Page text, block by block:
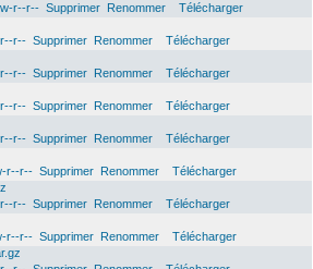
r--r-- Supprimer Renommer
Télécharger
r-- Supprimer Renommer
Télécharger
r-- Supprimer Renommer
Télécharger
r-- Supprimer Renommer
Télécharger
r-- Supprimer Renommer
Télécharger
r--r-- Supprimer Renommer
Télécharger
r-- Supprimer Renommer
Télécharger
r--r-- Supprimer Renommer
Télécharger